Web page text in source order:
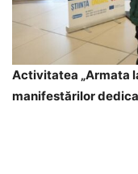
Activitatea „Armata
manifestărilor